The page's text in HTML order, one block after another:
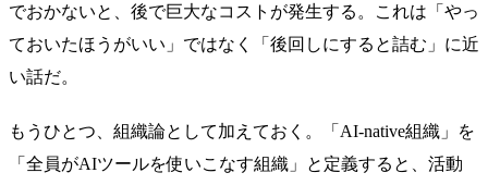
でおかないと、後で巨大なコストが発生する。これは「やっ
ておいたほうがいい」ではなく「後回しにすると詰む」に近
い話だ。
もうひとつ、組織論として加えておく。「AI-native組織」を
「全員がAIツールを使いこなす組織」と定義すると、活動